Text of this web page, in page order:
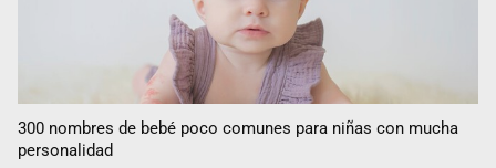
300 nombres de bebé poco comunes para niñas con mucha
personalidad